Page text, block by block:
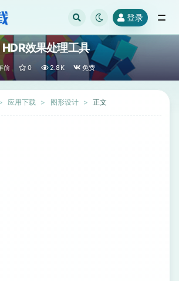
登录
效果处理工具
前 0 2.8K 免费
应用下载 图形设计 正文